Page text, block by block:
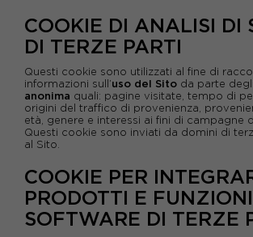
COOKIE DI ANALISI DI
DI TERZE PARTI
Questi cookie sono utilizzati al fine di
informazioni sull’uso del Sito da parte
anonima quali: pagine visitate, tempo di
origini del traffico di provenienza,
età, genere e interessi ai fini di campagne
Questi cookie sono inviati da domini di
al Sito.
COOKIE PER
PRODOTTI E
SOFTWARE DI TERZE